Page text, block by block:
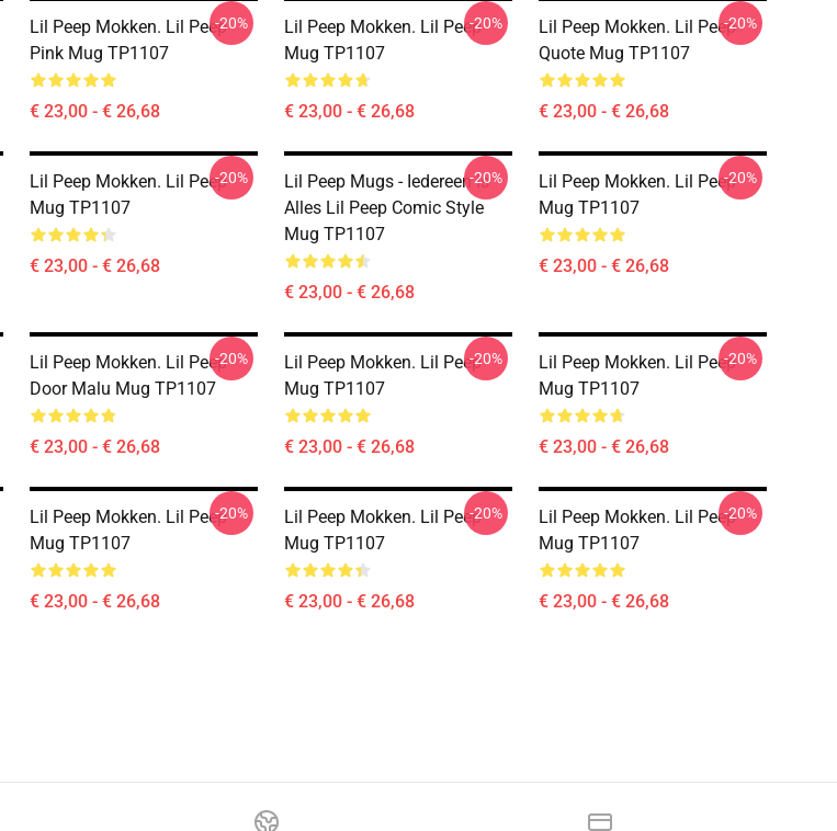
Lil Peep Mokken. Lil Peep
Pink Mug TP1107
€ 23,00 - € 26,68
-20%
Lil Peep Mokken. Lil Peep
Mug TP1107
€ 23,00 - € 26,68
-20%
Lil Peep Mokken. Lil Peep
Quote Mug TP1107
€ 23,00 - € 26,68
-20%
Lil Peep Mokken. Lil Peep
Mug TP1107
€ 23,00 - € 26,68
-20%
Lil Peep Mugs - Iedereen Is
Alles Lil Peep Comic Style
Mug TP1107
€ 23,00 - € 26,68
-20%
Lil Peep Mokken. Lil Peep
Mug TP1107
€ 23,00 - € 26,68
-20%
Lil Peep Mokken. Lil Peep
Door Malu Mug TP1107
€ 23,00 - € 26,68
-20%
Lil Peep Mokken. Lil Peep
Mug TP1107
€ 23,00 - € 26,68
-20%
Lil Peep Mokken. Lil Peep
Mug TP1107
€ 23,00 - € 26,68
-20%
Lil Peep Mokken. Lil Peep
Mug TP1107
€ 23,00 - € 26,68
-20%
Lil Peep Mokken. Lil Peep
Mug TP1107
€ 23,00 - € 26,68
-20%
Lil Peep Mokken. Lil Peep
Mug TP1107
€ 23,00 - € 26,68
-20%